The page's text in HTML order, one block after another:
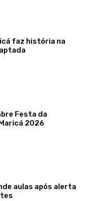
faz história na
Festa da
2026
aulas após alerta